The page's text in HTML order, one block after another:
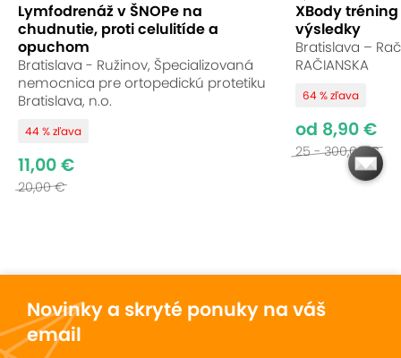
Lymfodrenáž v ŠNOPe na
chudnutie, proti celulitíde a
opuchom
Bratislava - Ružinov, Špecializovaná
nemocnica pre ortopedickú protetiku
Bratislava, n.o.
44 % zľava
11,00 €
20,00 €
XBody
výsledky
Bratislava –
RAČIANSKA
64 % zľava
od 8,90 €
25 - 300,00 €
Novinky a skryté ponuky na váš
email